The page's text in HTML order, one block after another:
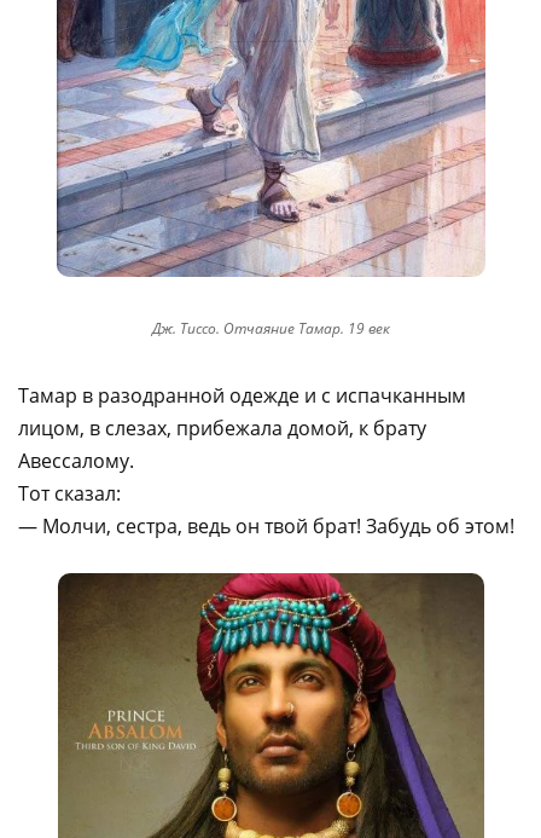
Дж. Тиссо. Отчаяние Тамар. 19 век
Тамар в разодранной одежде и с испачканным
лицом, в слезах, прибежала домой, к брату
Авессалому.
Тот сказал:
— Молчи, сестра, ведь он твой брат! Забудь об этом!